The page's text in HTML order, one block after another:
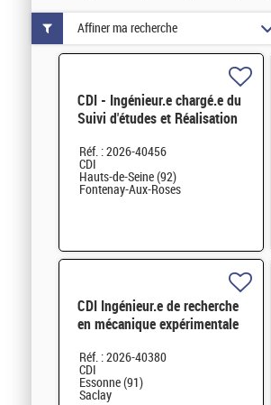
CDI - Ingénieur.e chargé.e du
Suivi d'études et Réalisation
Réf. : 2026-40456
CDI
Hauts-de-Seine (92)
Fontenay-Aux-Roses
CDI Ingénieur.e de recherche
en mécanique expérimentale
Réf. : 2026-40380
CDI
Essonne (91)
Saclay
Affiner ma recherche